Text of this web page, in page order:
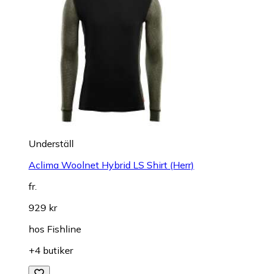
Underställ
Aclima Woolnet Hybrid LS Shirt (Herr)
fr.
929 kr
hos Fishline
+4 butiker